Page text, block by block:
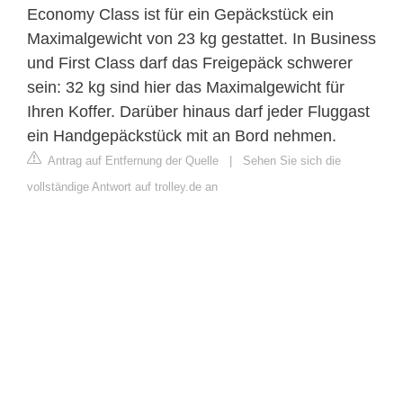
Economy Class ist für ein Gepäckstück ein
Maximalgewicht von 23 kg gestattet. In Business
und First Class darf das Freigepäck schwerer
sein: 32 kg sind hier das Maximalgewicht für
Ihren Koffer. Darüber hinaus darf jeder Fluggast
ein Handgepäckstück mit an Bord nehmen.
Antrag auf Entfernung der Quelle | Sehen Sie sich die
vollständige Antwort auf trolley.de an